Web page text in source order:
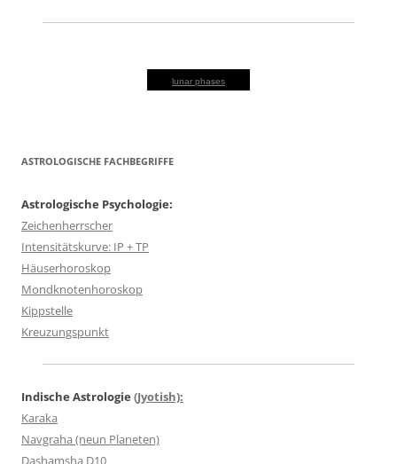
lunar phases
ASTROLOGISCHE FACHBEGRIFFE
Astrologische Psychologie:
Zeichenherrscher
Intensitätskurve: IP + TP
Häuserhoroskop
Mondknotenhoroskop
Kippstelle
Kreuzungspunkt
Indische Astrologie (Jyotish):
Karaka
Navgraha (neun Planeten)
Dashamsha D10